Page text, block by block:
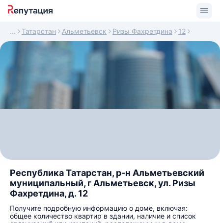
Татарстан Альметьевск Ризы Фахретдина 12
Республика Татарстан, р-н Альметьевский
муниципальный, г Альметьевск, ул. Ризы
Фахретдина, д. 12
Получите подробную информацию о доме, включая:
общее количество квартир в здании, наличие и список